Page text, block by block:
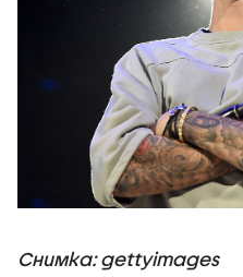
Снимка: gettyimages